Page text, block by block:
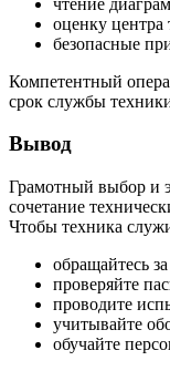
оценку центра
безопасные
Компетентный
срок службы
Вывод
Грамотный выбор и
сочетание
Чтобы техника
обращайтесь
проверяйте
проводите
учитывайте
обучайте